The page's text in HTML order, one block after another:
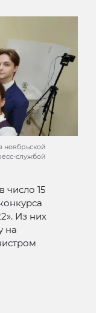
ноябрьской
службой
число 15
Из них
на